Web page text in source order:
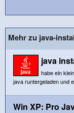
Mehr zu java-
java
habe ein
java runtergeladen und
Win XP: Pro